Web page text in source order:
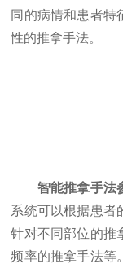
同的病情和患者特
性的推拿手法。
智能推拿手法
系统可以根据患者
针对不同部位的推
频率的推拿手法等